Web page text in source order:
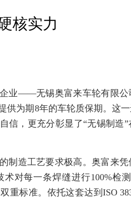
核实力
业——无锡奥富来车轮有限公
供为期8年的车轮质保期。这
信，更充分彰显了“无锡制造
制造工艺要求极高。奥富来
对每一条焊缝进行100%检
重标准。依托这套达到ISO